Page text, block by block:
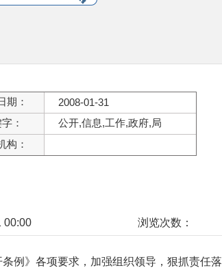
期：
2008-01-31
：
公开,信息,工作,政府,局
构：
00:00 浏览次数：
例》各项要求，加强组织领导，狠抓责任落